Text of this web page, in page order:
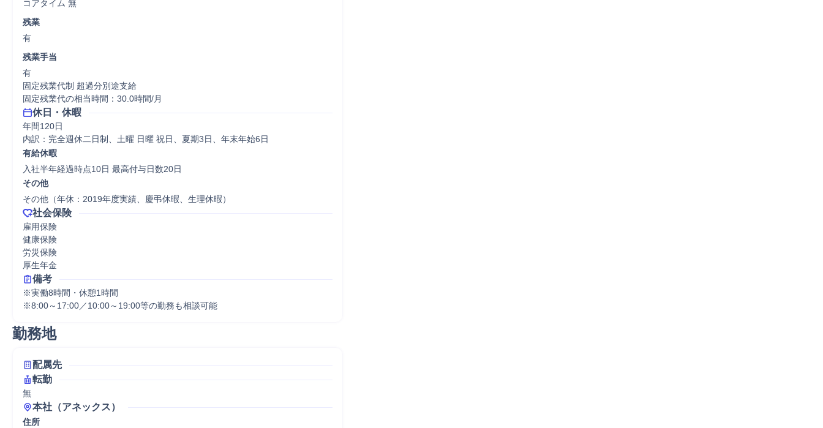
コアタイム 無
残業
有
残業手当
有
固定残業代制 超過分別途支給
固定残業代の相当時間：30.0時間/月
休日・休暇
年間120日
内訳：完全週休二日制、土曜 日曜 祝日、夏期3日、年末年始6日
有給休暇
入社半年経過時点10日 最高付与日数20日
その他
その他（年休：2019年度実績、慶弔休暇、生理休暇）
社会保険
雇用保険
健康保険
労災保険
厚生年金
備考
※実働8時間・休憩1時間
※8:00～17:00／10:00～19:00等の勤務も相談可能
勤務地
配属先
転勤
無
本社（アネックス）
住所